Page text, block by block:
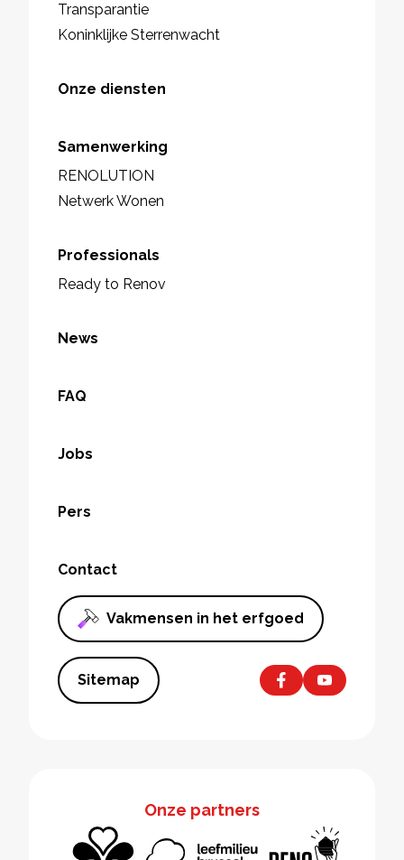
Transparantie
Koninklijke Sterrenwacht
Onze diensten
Samenwerking
RENOLUTION
Netwerk Wonen
Professionals
Ready to Renov
News
FAQ
Jobs
Pers
Contact
Vakmensen in het erfgoed
Sitemap
Onze partners